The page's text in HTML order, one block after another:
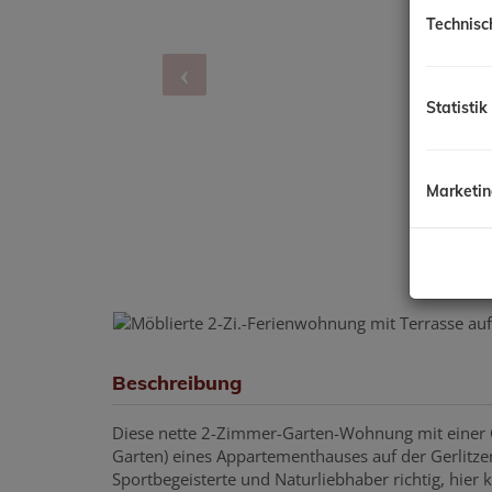
Beschreibung
Diese nette 2-Zimmer-Garten-Wohnung mit
Garten) eines Appartementhauses auf der
Sportbegeisterte und Naturliebhaber richtig, hier
Statistik